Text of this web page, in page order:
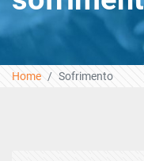
Home Sofrimento